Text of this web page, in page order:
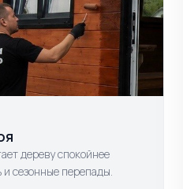
дереву спокойнее
сезонные перепады.